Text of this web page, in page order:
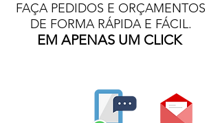
FAÇA PEDIDOS E ORÇAMENTOS
DE FORMA RÁPIDA E FÁCIL.
EM APENAS UM CLICK